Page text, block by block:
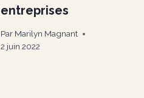
entreprises
Par Marilyn Magnant
2 juin 2022